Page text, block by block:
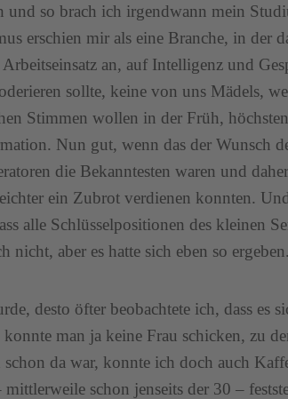
und so brach ich irgendwann mein
erschien mir als eine Branche, in der
an, auf Intelligenz und
sollte, keine von uns Mädels,
Stimmen wollen in der Früh,
Nun gut, wenn das der Wunsch
die Bekanntesten waren und
ein Zubrot verdienen konnten.
alle Schlüsselpositionen des kleinen
nicht, aber es hatte sich eben so ergeben.
desto öfter beobachtete ich, dass es
konnte man ja keine Frau schicken, zu
da war, konnte ich doch auch
schon jenseits der 30 –